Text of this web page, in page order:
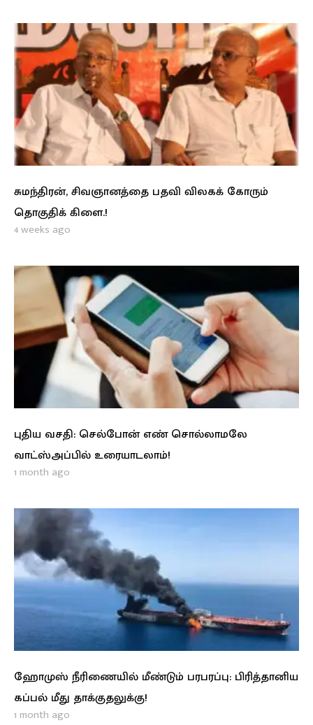
சுமந்திரன், சிவஞானத்தை பதவி விலகக் கோரும்
தொகுதிக் கிளை.!
4 weeks ago
புதிய வசதி: செல்போன் எண் சொல்லாமலே
வாட்ஸ்அப்பில் உரையாடலாம்!
1 month ago
ஹோமுஸ் நீரிணையில் மீண்டும் பரபரப்பு: பிரித்தானிய
கப்பல் மீது தாக்குதலுக்கு!
1 month ago